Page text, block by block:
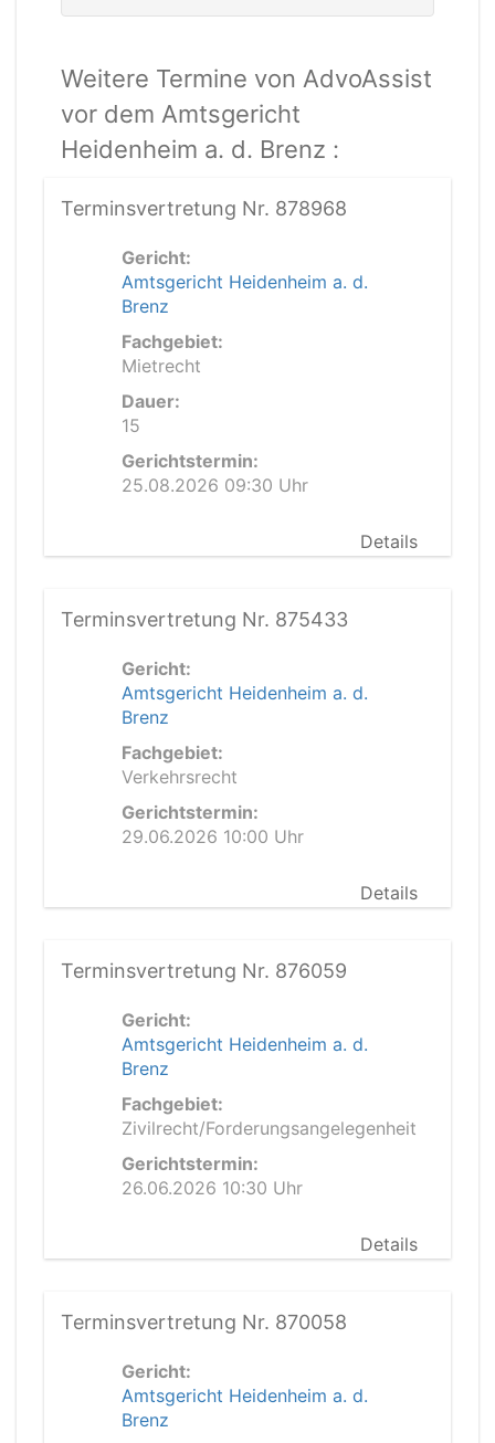
Weitere Termine von AdvoAssist
vor dem Amtsgericht
Heidenheim a. d. Brenz :
Terminsvertretung Nr. 878968
Gericht:
Amtsgericht Heidenheim a. d.
Brenz
Fachgebiet:
Mietrecht
Dauer:
15
Gerichtstermin:
25.08.2026 09:30 Uhr
Details
Terminsvertretung Nr. 875433
Gericht:
Amtsgericht Heidenheim a. d.
Brenz
Fachgebiet:
Verkehrsrecht
Gerichtstermin:
29.06.2026 10:00 Uhr
Details
Terminsvertretung Nr. 876059
Gericht:
Amtsgericht Heidenheim a. d.
Brenz
Fachgebiet:
Zivilrecht/Forderungsangelegenheit
Gerichtstermin:
26.06.2026 10:30 Uhr
Details
Terminsvertretung Nr. 870058
Gericht:
Amtsgericht Heidenheim a. d.
Brenz